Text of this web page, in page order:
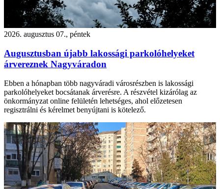
2026. augusztus 07., péntek
Augusztusban újabb lakossági parkolóhelyeket
árvereznek Nagyváradon
Ebben a hónapban több nagyváradi városrészben is lakossági
parkolóhelyeket bocsátanak árverésre. A részvétel kizárólag az
önkormányzat online felületén lehetséges, ahol előzetesen
regisztrálni és kérelmet benyújtani is kötelező.